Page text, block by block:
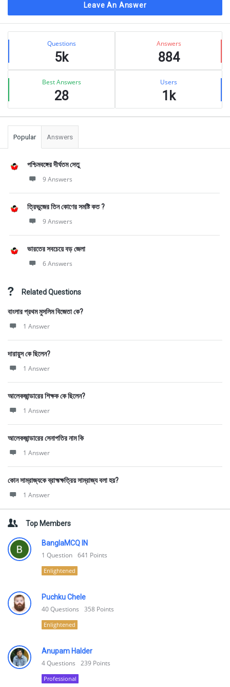
Leave An Answer
Sidebar
Stats Questions
5k
Answers
884
Best Answers
28
Users
1k
Popular Answers
পশ্চিমবঙ্গের দীর্ঘতম সেতু
9 Answers
ত্রিভুজের তিন কোণের সমষ্টি কত ?
9 Answers
ভারতের সবচেয়ে বড় জেলা
6 Answers
Related Questions
বাংলার প্রথম মুসলিম বিজেতা কে?
1 Answer
দারায়ুস কে ছিলেন?
1 Answer
আলেকজান্ডারের শিক্ষক কে ছিলেন?
1 Answer
আলেকজান্ডারের সেনাপতির নাম কি
1 Answer
কোন সাম্রাজ্যকে ব্রাহ্মক্ষত্রিয় সাম্রাজ্য বলা হয়?
1 Answer
Top Members
BanglaMCQ IN
1 Question 641 Points
Enlightened
Puchku Chele
40Questions 358 Points
Enlightened
Anupam Halder
4Questions 239 Points
Professional